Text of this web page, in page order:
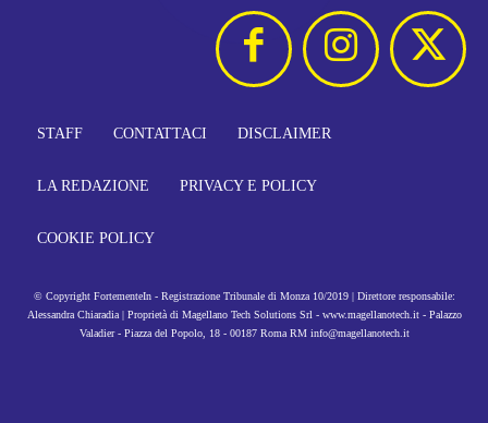
STAFF CONTATTACI DISCLAIMER
LA REDAZIONE PRIVACY E POLICY
COOKIE POLICY
© Copyright FortementeIn - Registrazione Tribunale di Monza 10/2019 | Direttore responsabile:
Alessandra Chiaradia | Proprietà di Magellano Tech Solutions Srl - www.magellanotech.it - Palazzo
Valadier - Piazza del Popolo, 18 - 00187 Roma RM info@magellanotech.it